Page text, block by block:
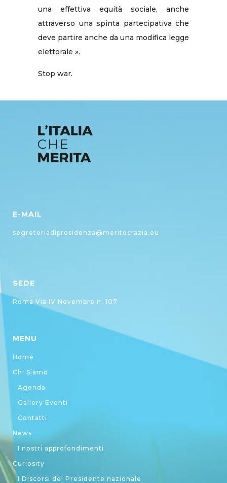
una effettiva equità sociale, anche
attraverso una spinta partecipativa che
deve partire anche da una modifica legge
elettorale ».
Stop war.
E-MAIL
segreteriadipresidenza@meritocrazia.eu
SEDE
Roma Via IV Novembre n. 107
MENU
Home
Chi Siamo
Agenda
Gallery Eventi
Contatti
News
I nostri approfondimenti
Curiosity
I Discorsi del Presidente nazionale